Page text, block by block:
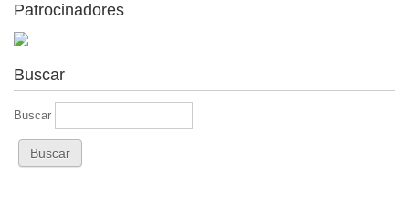
Patrocinadores
Buscar
Buscar